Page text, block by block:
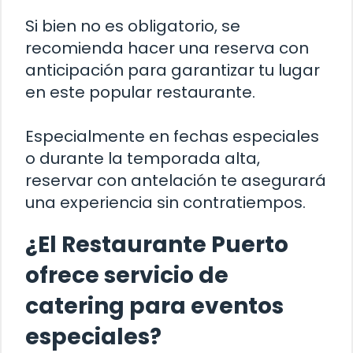
Si bien no es obligatorio, se
recomienda hacer una reserva con
anticipación para garantizar tu lugar
en este popular restaurante.
Especialmente en fechas especiales
o durante la temporada alta,
reservar con antelación te asegurará
una experiencia sin contratiempos.
¿El Restaurante Puerto
ofrece servicio de
catering para eventos
especiales?